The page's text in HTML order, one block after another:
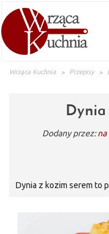
Wrząca Kuchnia Przepisy
Dynia
Dodany przez:na
Dynia z kozim serem to
serem